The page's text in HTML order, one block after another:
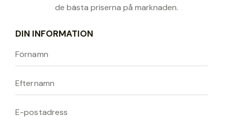
de bästa priserna på marknaden.
DIN INFORMATION